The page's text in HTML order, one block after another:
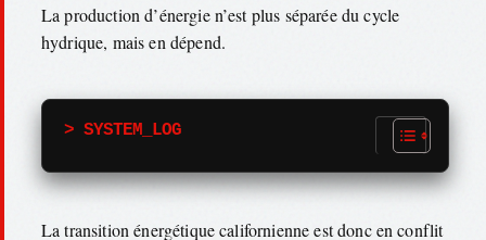
La production d’énergie n’est plus séparée du cycle
hydrique, mais en dépend.
> SYSTEM_LOG
La transition énergétique californienne est donc en conflit